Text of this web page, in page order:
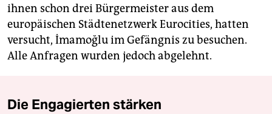
ihnen schon drei Bürgermeister aus dem
europäischen Städtenetzwerk Eurocities, hatten
versucht, İmamoğlu im Gefängnis zu besuchen.
Alle Anfragen wurden jedoch abgelehnt.
Die Engagierten stärken